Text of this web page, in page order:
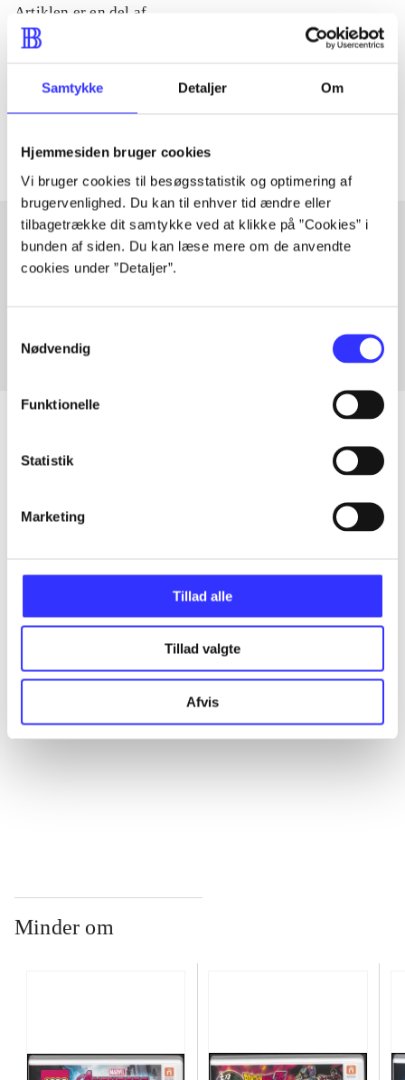
Samtykke Detaljer Om
Hjemmesiden bruger cookies
Vi bruger cookies til besøgsstatistik og optimering af
brugervenlighed. Du kan til enhver tid ændre eller
tilbagetrække dit samtykke ved at klikke på ”Cookies” i
bunden af siden. Du kan læse mere om de anvendte
cookies under ”Detaljer”.
Nødvendig
Funktionelle
Statistik
Marketing
Tillad alle
Tillad valgte
Afvis
Artiklen er en del af
Tidsskrift
Artiklerne i handler ofte om
Artikler med samme emner
...
...
Minder om